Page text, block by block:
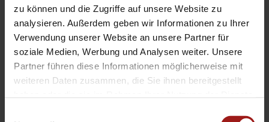
zu können und die Zugriffe auf unsere Website zu
analysieren. Außerdem geben wir Informationen zu Ihrer
Verwendung unserer Website an unsere Partner für
soziale Medien, Werbung und Analysen weiter. Unsere
Partner führen diese Informationen möglicherweise mit
weiteren Daten zusammen, die Sie ihnen bereitgestellt
13199-UNST_NB65368-25
Für Bilder im XL-Format geben Sie
diesen Code aufwww.aosXL.deein